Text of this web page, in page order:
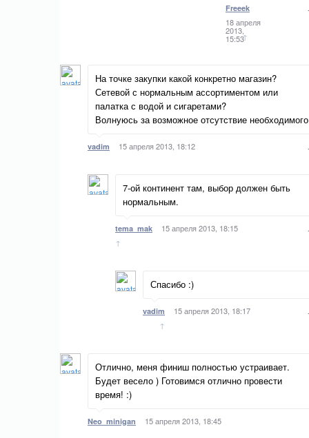
Freeek
18 апреля
2013,
15:53↑
На точке закупки какой конкретно магазин?
Сетевой с нормальным ассортиментом или
палатка с водой и сигаретами?
Волнуюсь за возможное отсутствие
vadim 15 апреля 2013, 18:12
7-ой континент там, выбор должен быть
нормальным.
tema_mak 15 апреля 2013, 18:15
↑
Спасибо :)
vadim 15 апреля 2013, 18:17
↑
Отлично, меня финиш полностью устраивает.
Будет весело ) Готовимся отлично провести
время! :)
Neo_minigan 15 апреля 2013, 18:45